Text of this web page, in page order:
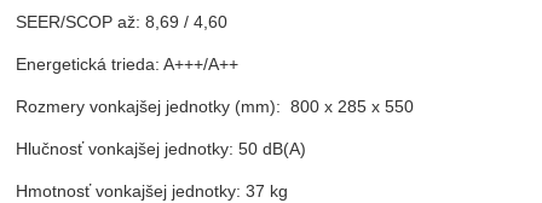
SEER/SCOP až: 8,69 / 4,60
Energetická trieda: A+++/A++
Rozmery vonkajšej jednotky (mm): 800 x 285 x 550
Hlučnosť vonkajšej jednotky: 50 dB(A)
Hmotnosť vonkajšej jednotky: 37 kg